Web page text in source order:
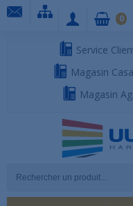
Service
Magasin
Magasin
0